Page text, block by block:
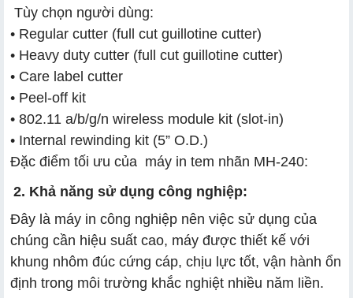
Tùy chọn người dùng:
• Regular cutter (full cut guillotine cutter)
• Heavy duty cutter (full cut guillotine cutter)
• Care label cutter
• Peel-off kit
• 802.11 a/b/g/n wireless module kit (slot-in)
• Internal rewinding kit (5” O.D.)
Đặc điểm tối ưu của máy in t​em nhãn MH-240:
2. Khả năng sử dụng công nghiệp:
Đây là máy in công nghiệp nên việc sử dụng của
chúng cần hiệu suất cao, máy được thiết kế với
khung nhôm đúc cứng cáp, chịu lực tốt, vận hành ổn
định trong môi trường khắc nghiệt nhiều năm liền.